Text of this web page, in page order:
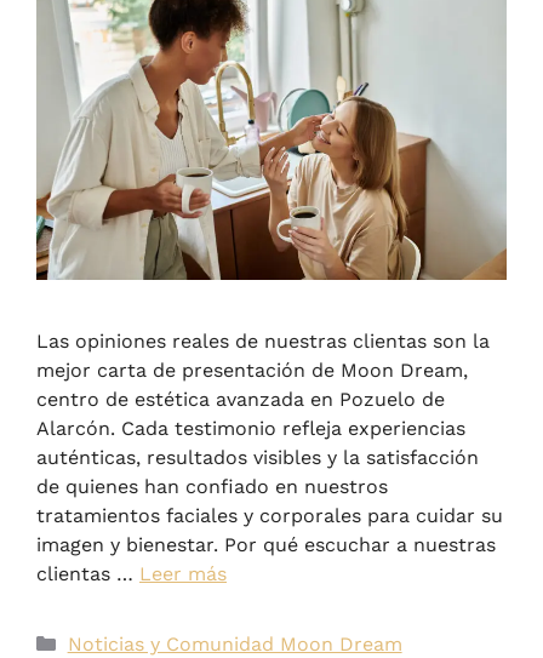
Las opiniones reales de nuestras clientas son la
mejor carta de presentación de Moon Dream,
centro de estética avanzada en Pozuelo de
Alarcón. Cada testimonio refleja experiencias
auténticas, resultados visibles y la satisfacción
de quienes han confiado en nuestros
tratamientos faciales y corporales para cuidar su
imagen y bienestar. Por qué escuchar a nuestras
clientas … Leer más
Noticias y Comunidad Moon Dream